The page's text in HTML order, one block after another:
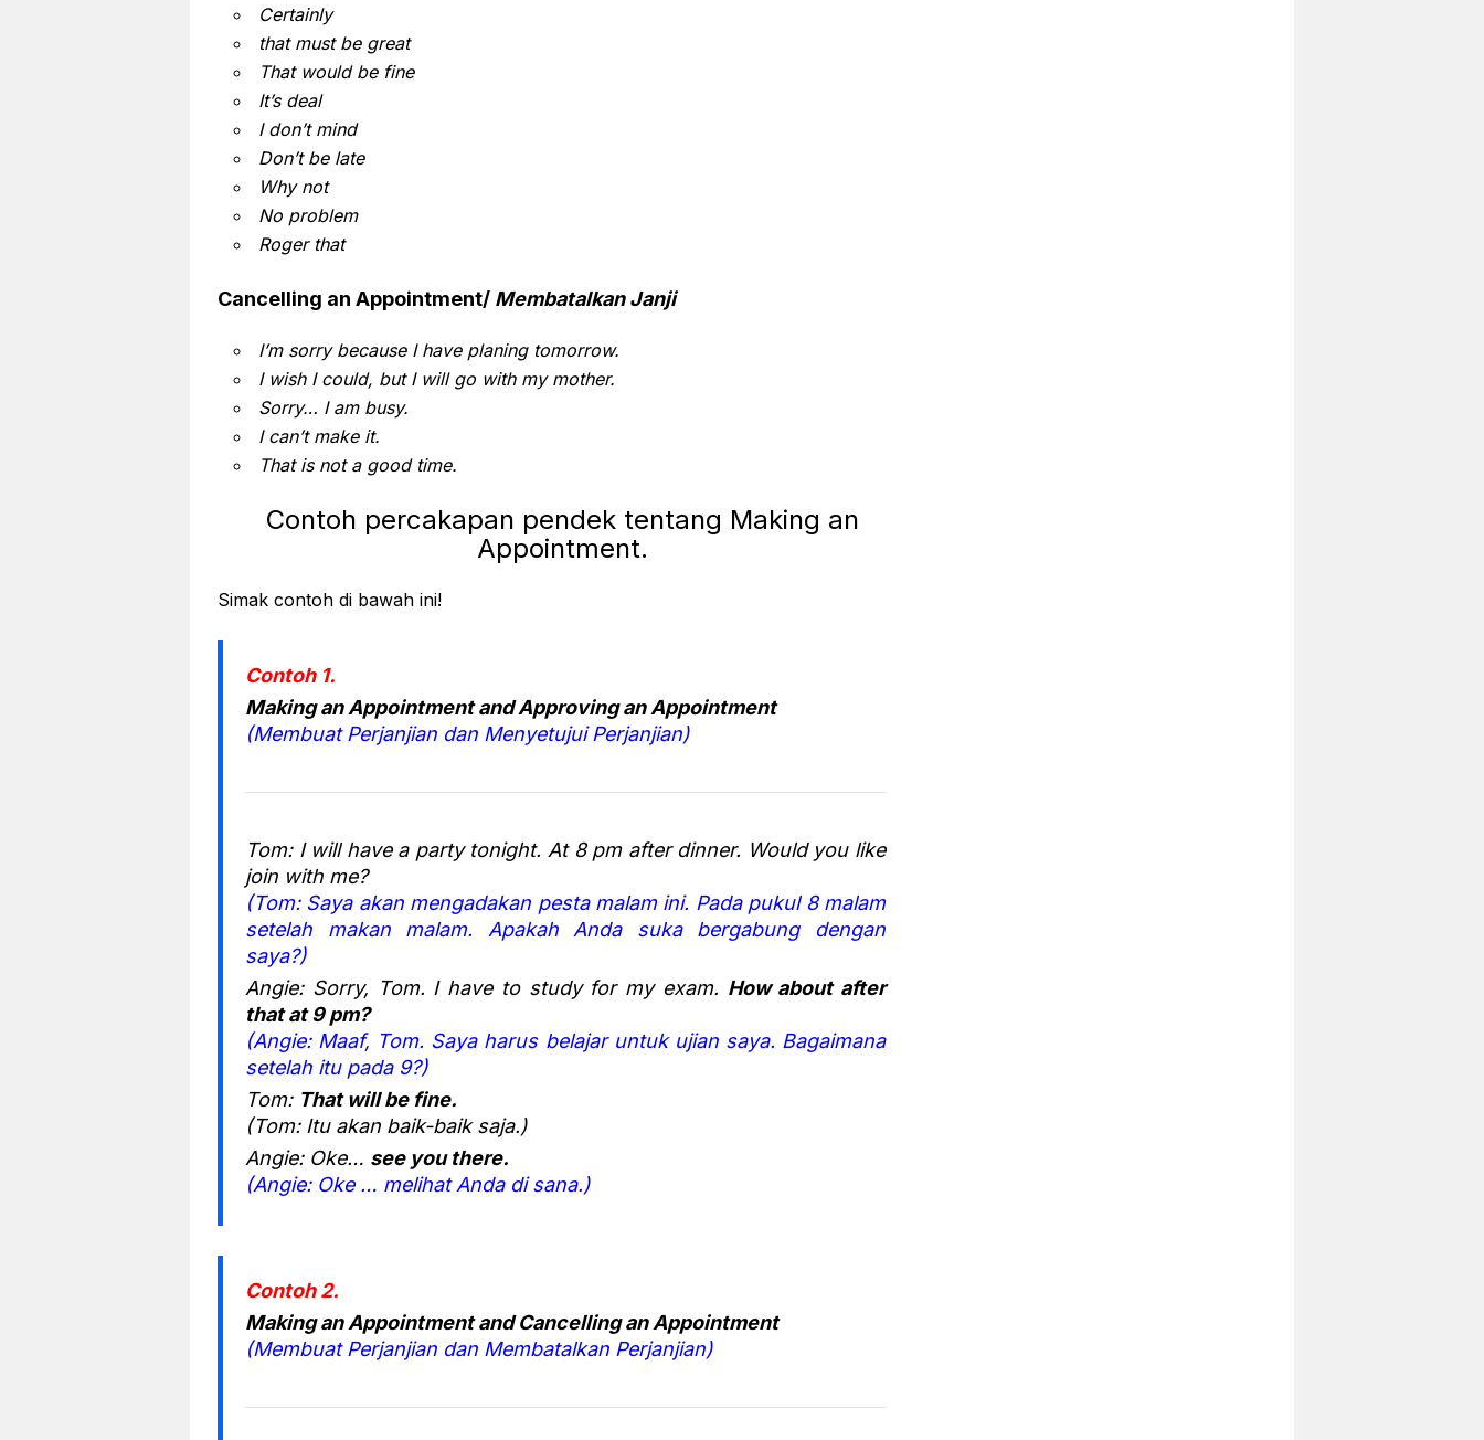
Certainly
that must be great
That would be fine
It’s deal
I don’t mind
Don’t be late
Why not
No problem
Roger that
Cancelling an Appointment/ Membatalkan Janji
I’m sorry because I have planing tomorrow.
I wish I could, but I will go with my mother.
Sorry… I am busy.
I can’t make it.
That is not a good time.
Contoh percakapan pendek tentang Making an
Appointment.
Simak contoh di bawah ini!
Contoh 1.
Making an Appointment and Approving an Appointment
(Membuat Perjanjian dan Menyetujui Perjanjian)
Tom: I will have a party tonight. At 8 pm after dinner. Would you like
join with me?
(Tom: Saya akan mengadakan pesta malam ini. Pada pukul 8 malam
setelah makan malam. Apakah Anda suka bergabung dengan
saya?)
Angie: Sorry, Tom. I have to study for my exam. How about after
that at 9 pm?
(Angie: Maaf, Tom. Saya harus belajar untuk ujian saya. Bagaimana
setelah itu pada 9?)
Tom: That will be fine.
(Tom: Itu akan baik-baik saja.)
Angie: Oke… see you there.
(Angie: Oke … melihat Anda di sana.)
Contoh 2.
Making an Appointment and Cancelling an Appointment
(Membuat Perjanjian dan Membatalkan Perjanjian)